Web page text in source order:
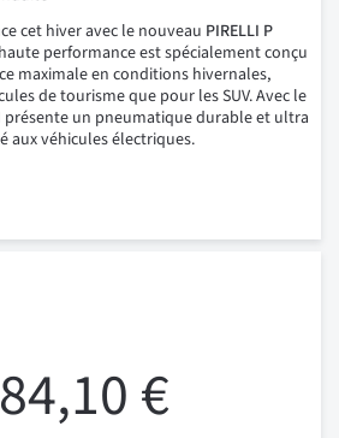
cet hiver avec le nouveau PIRELLI P
performance est spécialement conçu
maximale en conditions hivernales,
de tourisme que pour les SUV. Avec le
présente un pneumatique durable et ultra
aux véhicules électriques.
€